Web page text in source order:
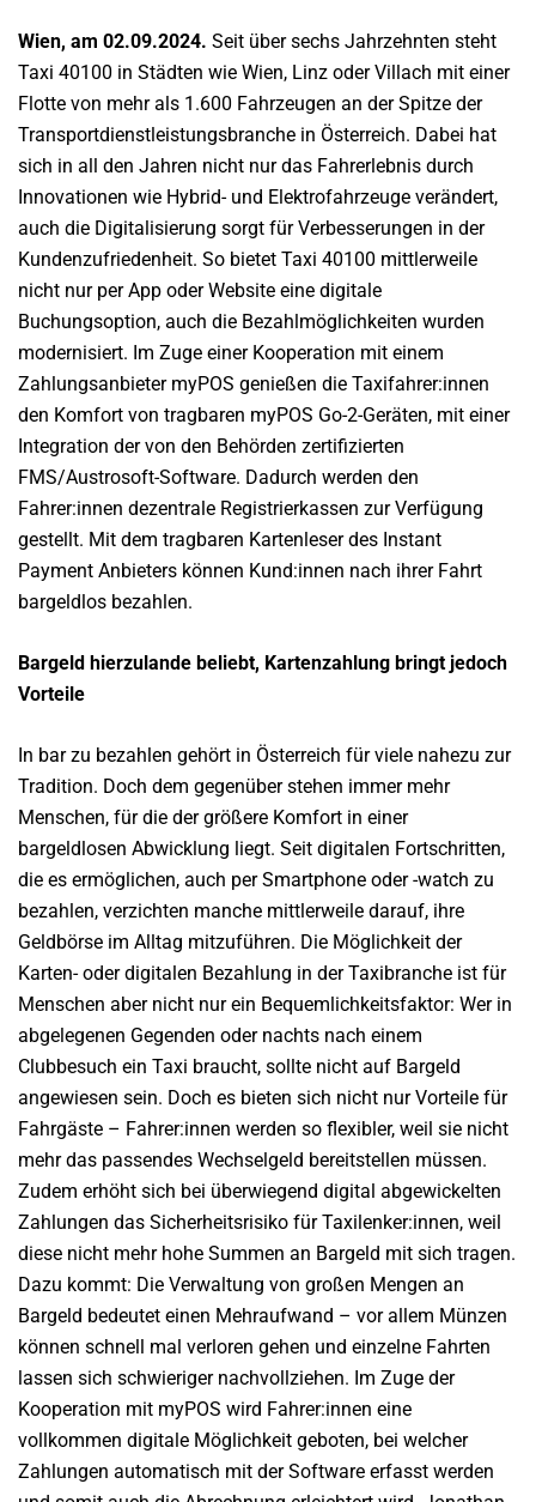
Wien, am 02.09.2024. Seit über sechs Jahrzehnten steht
Taxi 40100 in Städten wie Wien, Linz oder Villach mit einer
Flotte von mehr als 1.600 Fahrzeugen an der Spitze der
Transportdienstleistungsbranche in Österreich. Dabei hat
sich in all den Jahren nicht nur das Fahrerlebnis durch
Innovationen wie Hybrid- und Elektrofahrzeuge verändert,
auch die Digitalisierung sorgt für Verbesserungen in der
Kundenzufriedenheit. So bietet Taxi 40100 mittlerweile
nicht nur per App oder Website eine digitale
Buchungsoption, auch die Bezahlmöglichkeiten wurden
modernisiert. Im Zuge einer Kooperation mit einem
Zahlungsanbieter myPOS genießen die Taxifahrer:innen
den Komfort von tragbaren myPOS Go-2-Geräten, mit einer
Integration der von den Behörden zertifizierten
FMS/Austrosoft-Software. Dadurch werden den
Fahrer:innen dezentrale Registrierkassen zur Verfügung
gestellt. Mit dem tragbaren Kartenleser des Instant
Payment Anbieters können Kund:innen nach ihrer Fahrt
bargeldlos bezahlen.
Bargeld hierzulande beliebt, Kartenzahlung bringt jedoch
Vorteile
In bar zu bezahlen gehört in Österreich für viele nahezu zur
Tradition. Doch dem gegenüber stehen immer mehr
Menschen, für die der größere Komfort in einer
bargeldlosen Abwicklung liegt. Seit digitalen Fortschritten,
die es ermöglichen, auch per Smartphone oder -watch zu
bezahlen, verzichten manche mittlerweile darauf, ihre
Geldbörse im Alltag mitzuführen. Die Möglichkeit der
Karten- oder digitalen Bezahlung in der Taxibranche ist für
Menschen aber nicht nur ein Bequemlichkeitsfaktor: Wer in
abgelegenen Gegenden oder nachts nach einem
Clubbesuch ein Taxi braucht, sollte nicht auf Bargeld
angewiesen sein. Doch es bieten sich nicht nur Vorteile für
Fahrgäste – Fahrer:innen werden so flexibler, weil sie nicht
mehr das passendes Wechselgeld bereitstellen müssen.
Zudem erhöht sich bei überwiegend digital abgewickelten
Zahlungen das Sicherheitsrisiko für Taxilenker:innen, weil
diese nicht mehr hohe Summen an Bargeld mit sich tragen.
Dazu kommt: Die Verwaltung von großen Mengen an
Bargeld bedeutet einen Mehraufwand – vor allem Münzen
können schnell mal verloren gehen und einzelne Fahrten
lassen sich schwieriger nachvollziehen. Im Zuge der
Kooperation mit myPOS wird Fahrer:innen eine
vollkommen digitale Möglichkeit geboten, bei welcher
Zahlungen automatisch mit der Software erfasst werden